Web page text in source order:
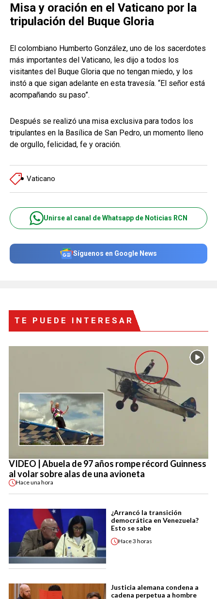
Misa y oración en el Vaticano por la
tripulación del Buque Gloria
El colombiano Humberto González, uno de los sacerdotes
más importantes del Vaticano, les dijo a todos los
visitantes del Buque Gloria que no tengan miedo, y los
instó a que sigan adelante en esta travesía. “El señor está
acompañando su paso”.
Después se realizó una misa exclusiva para todos los
tripulantes en la Basílica de San Pedro, un momento lleno
de orgullo, felicidad, fe y oración.
Vaticano
Unirse al canal de Whatsapp de Noticias RCN
Síguenos en Google News
TE PUEDE INTERESAR
VIDEO | Abuela de 97 años rompe récord Guinness
al volar sobre alas de una avioneta
Haceuna hora
¿Arrancó la transición
democrática en Venezuela?
Esto se sabe
Hace3 horas
Justicia alemana condena a
cadena perpetua a hombre